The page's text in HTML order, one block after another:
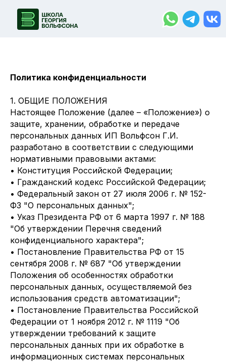
Политика конфиденциальности
1. ОБЩИЕ ПОЛОЖЕНИЯ
Настоящее Положение (далее – «Положение») о
защите, хранении, обработке и передаче
персональных данных ИП Вольфсон Г.И.
разработано в соответствии с следующими
нормативными правовыми актами:
• Конституция Российской Федерации;
• Гражданский кодекс Российской Федерации;
• Федеральный закон от 27 июля 2006 г. № 152-
ФЗ "О персональных данных";
• Указ Президента РФ от 6 марта 1997 г. № 188
"Об утверждении Перечня сведений
конфиденциального характера";
• Постановление Правительства РФ от 15
сентября 2008 г. № 687 "Об утверждении
Положения об особенностях обработки
персональных данных, осуществляемой без
использования средств автоматизации";
• Постановление Правительства Российской
Федерации от 1 ноября 2012 г. № 1119 "Об
утверждении требований к защите
персональных данных при их обработке в
информационных системах персональных